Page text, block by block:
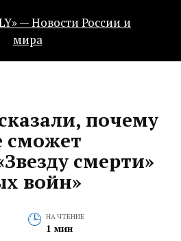
почему
сможет
смерти»
войн»
НА ЧТЕНИЕ
1 мин